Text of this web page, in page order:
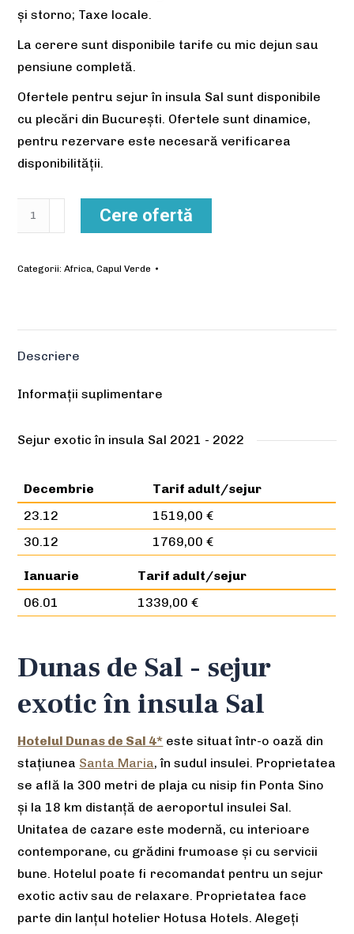
și storno; Taxe locale.
La cerere sunt disponibile tarife cu mic dejun sau
pensiune completă.
Ofertele pentru sejur în insula Sal sunt disponibile
cu plecări din București. Ofertele sunt dinamice,
pentru rezervare este necesară verificarea
disponibilității.
Cantitate
Dunas
Sal
Cere ofertă
Categorii:Africa,Capul Verde
Descriere
Informații suplimentare
Sejur exotic în insula Sal 2021 - 2022
Decembrie
Tarif adult/sejur
23.12
1519,00 €
30.12
1769,00 €
Ianuarie
Tarif adult/sejur
06.01
1339,00 €
Dunas de Sal - sejur
exotic în insula Sal
Hotelul Dunas de Sal 4* este situat într-o oază din
stațiunea Santa Maria, în sudul insulei. Proprietatea
se află la 300 metri de plaja cu nisip fin Ponta Sino
și la 18 km distanță de aeroportul insulei Sal.
Unitatea de cazare este modernă, cu interioare
contemporane, cu grădini frumoase și cu servicii
bune. Hotelul poate fi recomandat pentru un sejur
exotic activ sau de relaxare. Proprietatea face
parte din lanțul hotelier Hotusa Hotels. Alegeți